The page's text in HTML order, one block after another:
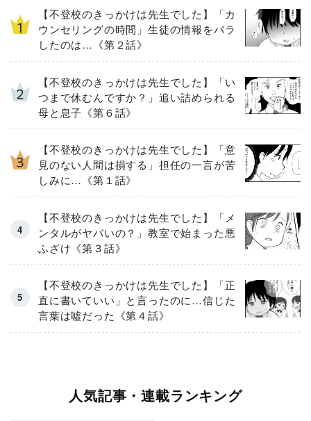
【不登校のきっかけは先生でした】「カ
ウンセリングの時間」生徒の情報をバラ
したのは…《第２話》
【不登校のきっかけは先生でした】「い
つまで休むんですか？」追い詰められる
母と息子《第６話》
【不登校のきっかけは先生でした】「意
見のない人間は損する」担任の一言が苦
しみに…《第１話》
【不登校のきっかけは先生でした】「メ
ンタルがヤバいの？」教室で始まった悪
ふざけ《第３話》
【不登校のきっかけは先生でした】「正
直に書いていい」と言ったのに…信じた
言葉は噓だった《第４話》
人気記事・連載ランキング